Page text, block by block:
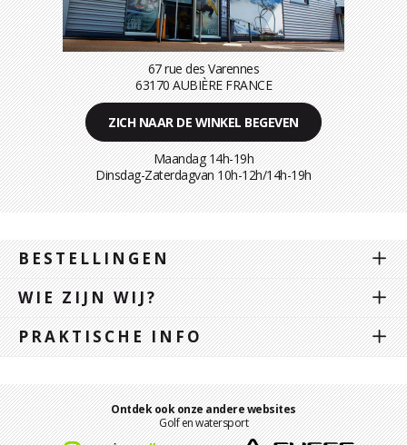
67 rue des Varennes
63170 AUBIÈRE FRANCE
ZICH NAAR DE WINKEL BEGEVEN
Maandag 14h-19h
Dinsdag-Zaterdagvan 10h-12h/14h-19h
BESTELLINGEN
WIE ZIJN WIJ?
PRAKTISCHE INFO
Ontdek ook onze andere websites
Golf en watersport